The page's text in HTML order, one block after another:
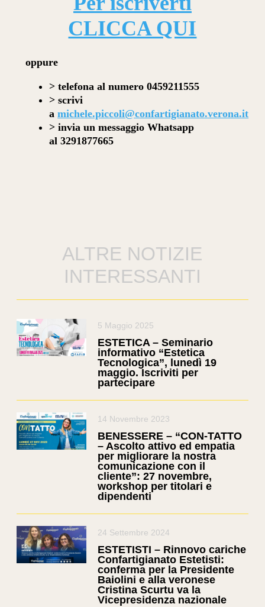
CLICCA QUI
oppure
> telefona al numero 0459211555
>scrivi
amichele.piccoli@confartigianato.verona.it
>invia un messaggio Whatsapp
al 3291877665
ALTRE NOTIZIE
INTERESSANTI
5 Maggio 2025
ESTETICA – Seminario
informativo “Estetica
Tecnologica”, lunedì 19
maggio. Iscriviti per
partecipare
14 Novembre 2023
BENESSERE – “CON-TATTO
– Ascolto attivo ed empatia
per migliorare la nostra
comunicazione con il
cliente”: 27 novembre,
workshop per titolari e
dipendenti
24 Settembre 2024
ESTETISTI – Rinnovo cariche
Confartigianato Estetisti:
conferma per la Presidente
Baiolini e alla veronese
Cristina Scurtu va la
Vicepresidenza nazionale